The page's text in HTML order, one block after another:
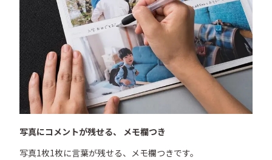
写真にコメントが残せる、 メモ欄つき
写真1枚1枚に言葉が残せる、メモ欄つきです。